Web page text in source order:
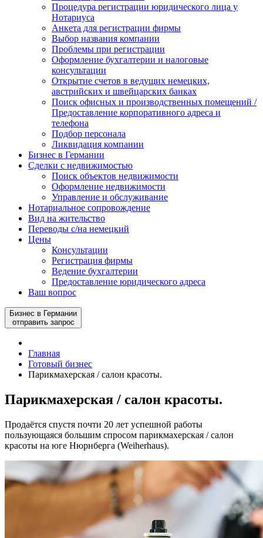
Процедура регистрации юридического лица у
Нотариуса
Анкета для регистрации фирмы
Выбор названия компании
Проблемы при регистрации
Оформление бухгалтерии и налоговые
консультации
Открытие счетов в ведущих немецких,
австрийских и швейцарских банках
Поиск офисных и производственных помещений /
Предоставление корпоративного адреса и
телефона
Подбор персонала
Ликвидация компании
Бизнес в Германии
Сделки с недвижимостью
Поиск объектов недвижимости
Оформление недвижимости
Управление и обслуживание
Нотариальное сопровождение
Вид на жительство
Переводы с/на немецкий
Цены
Консультации
Регистрация фирмы
Ведение бухгалтерии
Предоставление юридического адреса
Ваш вопрос
Бизнес в Германии
отправить запрос
Главная
Готовый бизнес
Парикмахерская / салон красоты.
Парикмахерская / салон красоты.
Продаётся спустя почти 20 лет успешной работы
пользующаяся большим спросом парикмахерская / салон
красоты на юге Нюрнберга (Weiherhaus).